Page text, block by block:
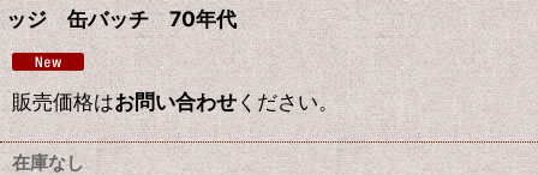
ッジ 缶バッチ 70年代
販売価格はお問い合わせください。
在庫なし